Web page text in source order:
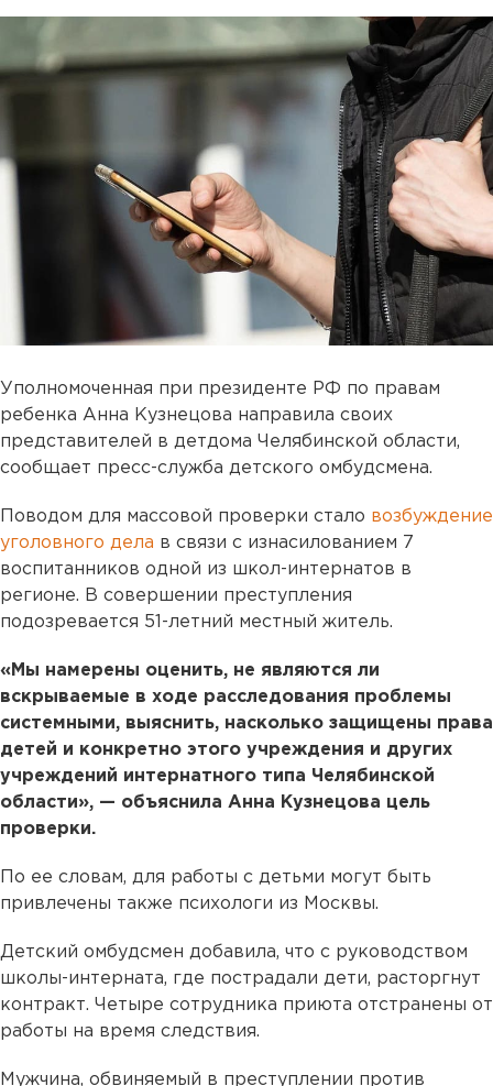
Уполномоченная при президенте РФ по правам
ребенка Анна Кузнецова направила своих
представителей в детдома Челябинской области,
сообщает пресс-служба детского омбудсмена.
Поводом для массовой проверки стало возбуждение
уголовного дела в связи с изнасилованием 7
воспитанников одной из школ-интернатов в
регионе. В совершении преступления
подозревается 51-летний местный житель.
«Мы намерены оценить, не являются ли
вскрываемые в ходе расследования проблемы
системными, выяснить, насколько защищены права
детей и конкретно этого учреждения и других
учреждений интернатного типа Челябинской
области», — объяснила Анна Кузнецова цель
проверки.
По ее словам, для работы с детьми могут быть
привлечены также психологи из Москвы.
Детский омбудсмен добавила, что с руководством
школы-интерната, где пострадали дети, расторгнут
контракт. Четыре сотрудника приюта отстранены от
работы на время следствия.
Мужчина, обвиняемый в преступлении против